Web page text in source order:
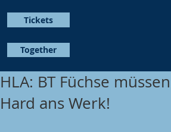
Together
Tickets
HLA: BT Füchse
Hard ans Werk!